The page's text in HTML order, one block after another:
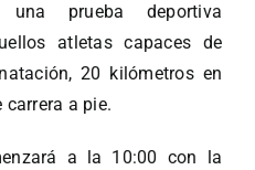
prueba deportiva
atletas capaces de
20 kilómetros en
a pie.
a la 10:00 con la